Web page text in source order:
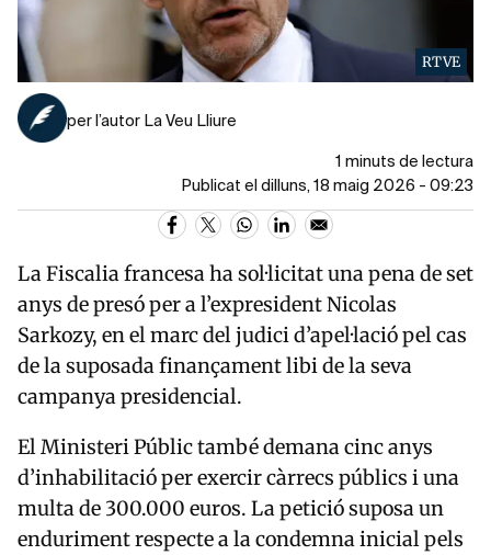
RTVE
per l’autor La Veu Lliure
1 minuts de lectura
Publicat el dilluns, 18 maig 2026 - 09:23
La Fiscalia francesa ha sol·licitat una pena de set
anys de presó per a l’expresident Nicolas
Sarkozy, en el marc del judici d’apel·lació pel cas
de la suposada finançament libi de la seva
campanya presidencial.
El Ministeri Públic també demana cinc anys
d’inhabilitació per exercir càrrecs públics i una
multa de 300.000 euros. La petició suposa un
enduriment respecte a la condemna inicial pels